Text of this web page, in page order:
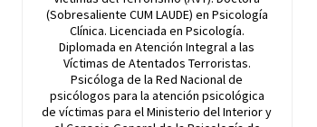
(Sobresaliente CUM LAUDE) en Psicología
Clínica. Licenciada en Psicología.
Diplomada en Atención Integral a las
Víctimas de Atentados Terroristas.
Psicóloga de la Red Nacional de
psicólogos para la atención psicológica
de víctimas para el Ministerio del Interior y